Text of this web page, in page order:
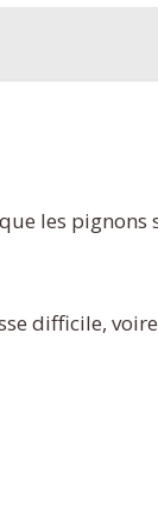
les pignons
difficile,